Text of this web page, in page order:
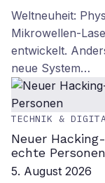
Weltneuheit:
Mikrowellen-
entwickelt.
neue System…
TECHNIK &
Neuer
echte Personen
5. August 2026